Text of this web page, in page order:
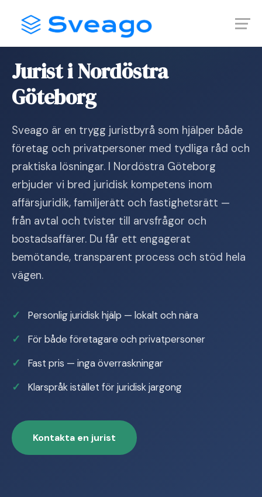
content
Jurist i Nordöstra
Göteborg
Sveago är en trygg juristbyrå som hjälper både
företag och privatpersoner med tydliga råd och
praktiska lösningar. I Nordöstra Göteborg
erbjuder vi bred juridisk kompetens inom
affärsjuridik, familjerätt och fastighetsrätt —
från avtal och tvister till arvsfrågor och
bostadsaffärer. Du får ett engagerat
bemötande, transparent process och stöd hela
vägen.
Personlig juridisk hjälp — lokalt och nära
För både företagare och privatpersoner
Fast pris — inga överraskningar
Klarspråk istället för juridisk jargong
Kontakta en jurist